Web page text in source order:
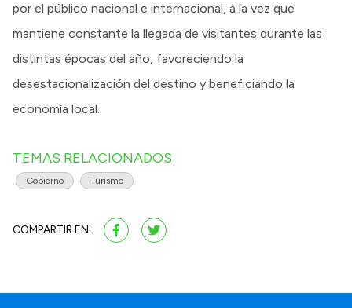
por el público nacional e internacional, a la vez que
mantiene constante la llegada de visitantes durante las
distintas épocas del año, favoreciendo la
desestacionalización del destino y beneficiando la
economía local.
TEMAS RELACIONADOS
Gobierno Turismo
COMPARTIR EN: